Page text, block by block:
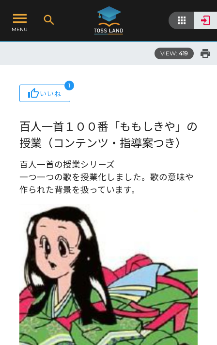
MENU
VIEW: 419
いいね
1
百人一首１００番「ももしきや」の
授業（コンテンツ・指導案つき）
百人一首の授業シリーズ
一つ一つの歌を授業化しました。歌の意味や
作られた背景を扱っています。